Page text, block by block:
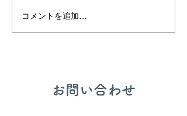
コメントを追加…
​お問い合わせ